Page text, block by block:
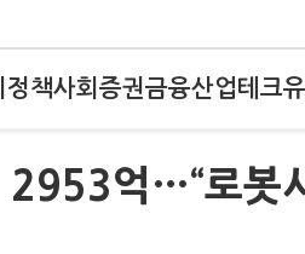
정책사회 증권금융산업테크
2953억…“로봇